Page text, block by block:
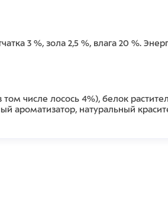
3 %, зола 2,5 %, влага 20 %.
числе лосось 4%), белок
ароматизатор, натуральный